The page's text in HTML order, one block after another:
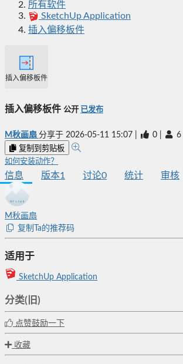
所有软件
SketchUp Application
插入偏移板件
插入偏移板件
插入偏移板件 公开 已发布
M秋画扇 分享于 2026-05-11 15:07 0 6
复制到剪贴板
如何安装动作？
信息 版本1 讨论0 统计 审核
M秋画扇
复制Ta的推荐码
适用于
SketchUp Application
分类(旧)
点赞鼓励一下
收藏